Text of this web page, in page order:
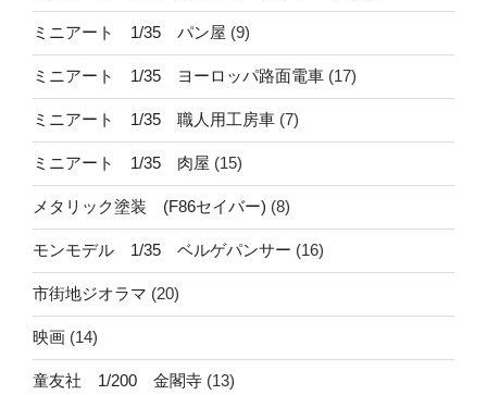
ミニアート 1/35 パン屋 (9)
ミニアート 1/35 ヨーロッパ路面電車 (17)
ミニアート 1/35 職人用工房車 (7)
ミニアート 1/35 肉屋 (15)
メタリック塗装 (F86セイバー) (8)
モンモデル 1/35 ベルゲパンサー (16)
市街地ジオラマ (20)
映画 (14)
童友社 1/200 金閣寺 (13)